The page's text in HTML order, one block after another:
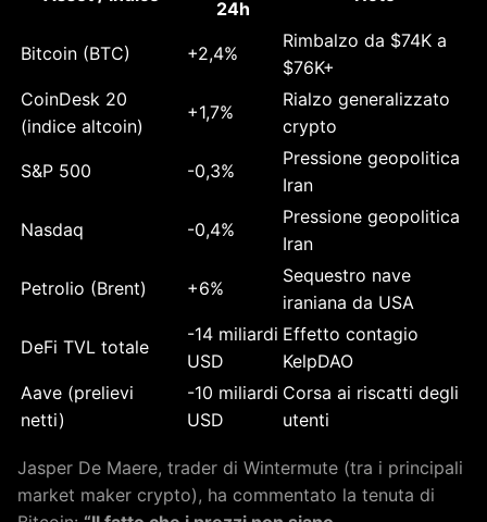
24h
Bitcoin (BTC) +2,4%
Rimbalzo da $74K a
$76K+
CoinDesk 20
(indice altcoin)
+1,7%
Rialzo generalizzato
crypto
S&P 500 -0,3%
Pressione geopolitica
Iran
Nasdaq -0,4%
Pressione geopolitica
Iran
Petrolio (Brent) +6%
Sequestro nave
iraniana da USA
DeFi TVL totale
-14 miliardi
USD
Effetto contagio
KelpDAO
Aave (prelievi
netti)
-10 miliardi
USD
Corsa ai riscatti degli
utenti
Jasper De Maere, trader di Wintermute (tra i principali
market maker crypto), ha commentato la tenuta di